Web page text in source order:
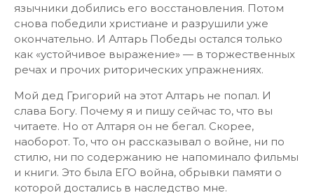
язычники добились его восстановления. Потом
снова победили христиане и разрушили уже
окончательно. И Алтарь Победы остался только
как «устойчивое выражение» — в торжественных
речах и прочих риторических упражнениях.
Мой дед Григорий на этот Алтарь не попал. И
слава Богу. Почему я и пишу сейчас то, что вы
читаете. Но от Алтаря он не бегал. Скорее,
наоборот. То, что он рассказывал о войне, ни по
стилю, ни по содержанию не напоминало фильмы
и книги. Это была ЕГО война, обрывки памяти о
которой достались в наследство мне.